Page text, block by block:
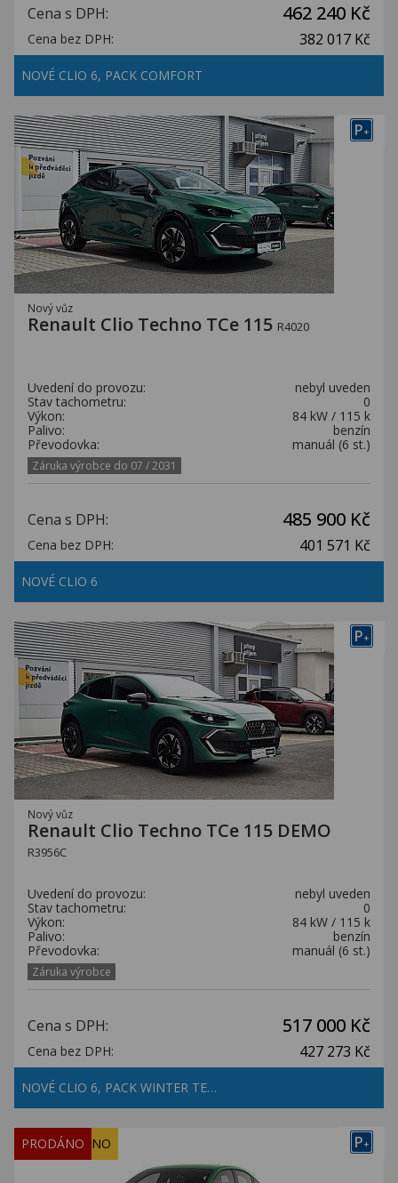
Cena s DPH: 462 240 Kč
Cena bez DPH: 382 017 Kč
NOVÉ CLIO 6, PACK COMFORT
P+
Nový vůz
Renault Clio Techno TCe 115 R4020
Uvedení do provozu:
nebyl uveden
Stav tachometru:
0
Výkon:
84 kW / 115 k
Palivo:
benzín
Převodovka:
manuál (6 st.)
Záruka výrobce do 07 / 2031
Cena s DPH: 485 900 Kč
Cena bez DPH: 401 571 Kč
NOVÉ CLIO 6
P+
Nový vůz
Renault Clio Techno TCe 115 DEMO
R3956C
Uvedení do provozu:
nebyl uveden
Stav tachometru:
0
Výkon:
84 kW / 115 k
Palivo:
benzín
Převodovka:
manuál (6 st.)
Záruka výrobce
Cena s DPH: 517 000 Kč
Cena bez DPH: 427 273 Kč
NOVÉ CLIO 6, PACK WINTER TE…
P+
REZERVOVÁNO
PRODÁNO